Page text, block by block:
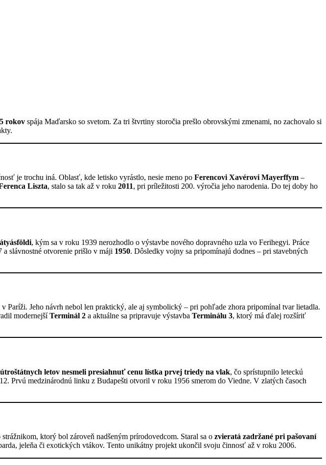
rokov spája Maďarsko so svetom. Za tri štvrtiny storočia prešlo obrovskými zmenami, no zachovalo si
je trochu iná. Oblasť, kde letisko vyrástlo, nesie meno po Ferencovi Xavérovi Mayerffym –
Liszta, stalo sa tak až v roku 2011, pri príležitosti 200. výročia jeho narodenia. Do tej doby ho
, kým sa v roku 1939 nerozhodlo o výstavbe nového dopravného uzla vo Ferihegyi. Práce
slávnostné otvorenie prišlo v máji 1950. Dôsledky vojny sa pripomínajú dodnes – pri stavebných
Paríži. Jeho návrh nebol len praktický, ale aj symbolický – pri pohľade zhora pripomínal tvar lietadla.
modernejšíTerminál 2 a aktuálne sa pripravuje výstavba Terminálu 3, ktorý má ďalej rozšíriť
letov nesmeli presiahnuť cenu lístka prvej triedy na vlak, čo sprístupnilo leteckú
Prvú medzinárodnú linku z Budapešti otvoril v roku 1956 smerom do Viedne. V zlatých časoch
ktorý bol zároveň nadšeným prírodovedcom. Staral sa o zvieratá zadržané pri pašovaní
jeleňa či exotických vtákov. Tento unikátny projekt ukončil svoju činnosť až v roku 2006.